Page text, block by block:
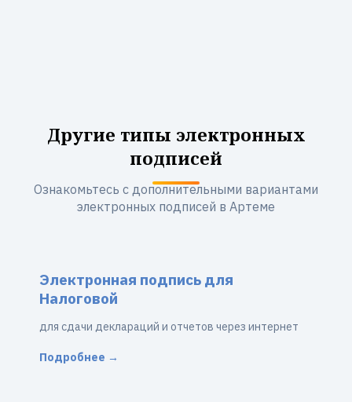
Другие типы электронных
подписей
Ознакомьтесь с дополнительными вариантами
электронных подписей в Артеме
Электронная подпись для
Налоговой
для сдачи деклараций и отчетов через интернет
Подробнее →